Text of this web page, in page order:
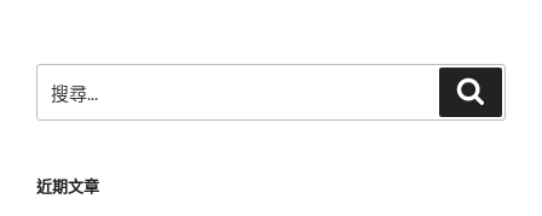
尋
字:
近期文章